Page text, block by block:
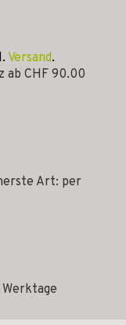
Versand.
ab CHF 90.00
Art: per